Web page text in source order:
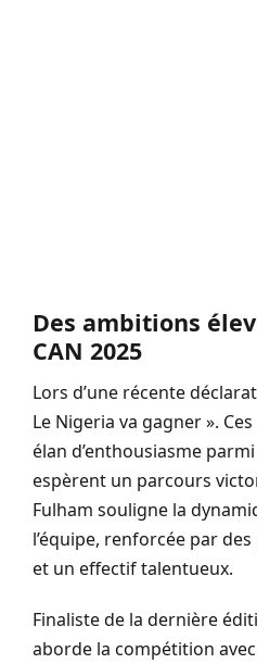
Des ambitions
CAN 2025
Lors d’une récente
Le Nigeria va gagner ».
élan d’enthousiasme
espèrent un parcours
Fulham souligne la
l’équipe, renforcée par
et un effectif talentueux.
Finaliste de la dernière
aborde la compétition